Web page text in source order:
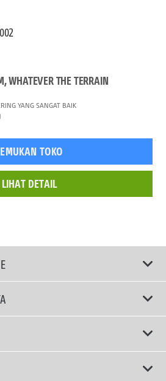
WHATEVER THE TERRAIN
YANG SANGAT BAIK
TOKO
LIHAT DETAIL